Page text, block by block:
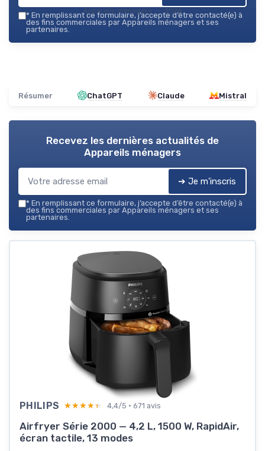
Appareils ménagers — 2026
* En remplissant ce formulaire, j’accepte d’être contacté(e) à
des fins commerciales par Appareils ménagers et ses
partenaires.
Résumer ChatGPT Claude Mistral
Recevez les dernières actualités de
Appareils ménagers
➔ Je m'inscris
* En remplissant ce formulaire, j’accepte d’être contacté(e) à
des fins commerciales par Appareils ménagers et ses
partenaires.
PHILIPS ★★★★★
★★★★★ 4,4/5 · 671 avis
Airfryer Série 2000 — 4,2 L, 1500 W, RapidAir,
écran tactile, 13 modes